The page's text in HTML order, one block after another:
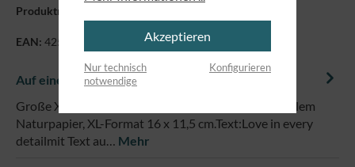
Produktnummer:
EAN: 4250479864764
Auf einem Blick
Große XL-Postkarte mit abgerundeten Ecken auf edlem
Naturpapier, XL-Format 16 x 11,5 cm.Text:Love in every
detailmit Text au… Mehr
Akzeptieren
Nur technisch
notwendige
Konfigurieren